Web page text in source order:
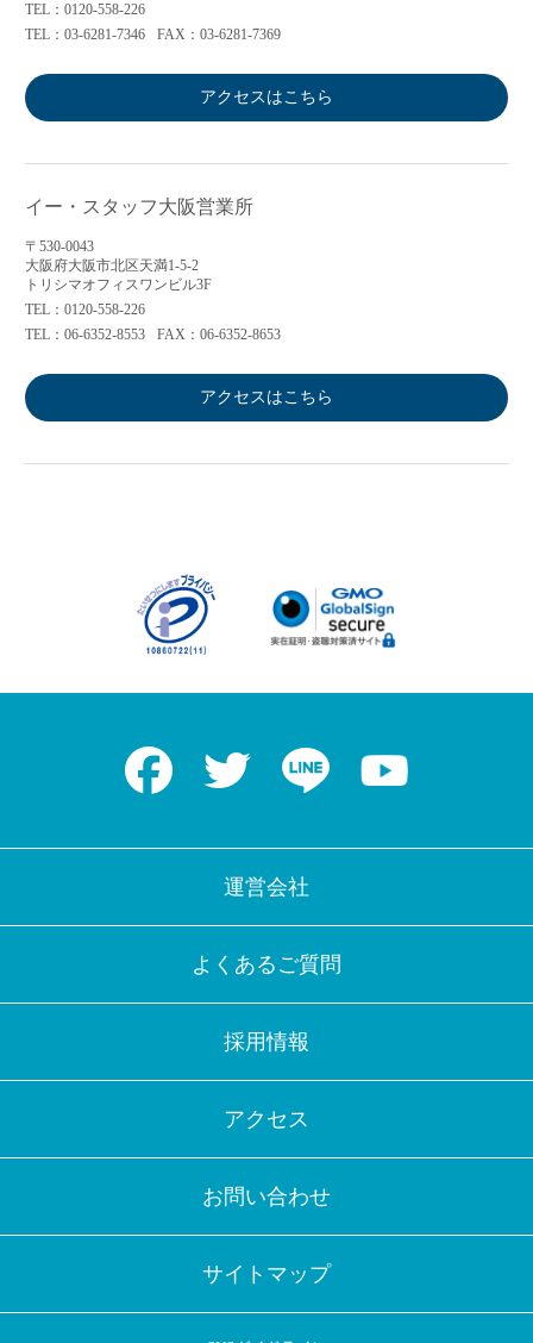
TEL：0120-558-226
TEL：03-6281-7346
FAX：03-6281-7369
アクセスはこちら
イー・スタッフ大阪営業所
〒530-0043
大阪府大阪市北区天満1-5-2
トリシマオフィスワンビル3F
TEL：0120-558-226
TEL：06-6352-8553
FAX：06-6352-8653
アクセスはこちら
Facebook Twitter LINE
運営会社
よくあるご質問
採用情報
アクセス
お問い合わせ
サイトマップ